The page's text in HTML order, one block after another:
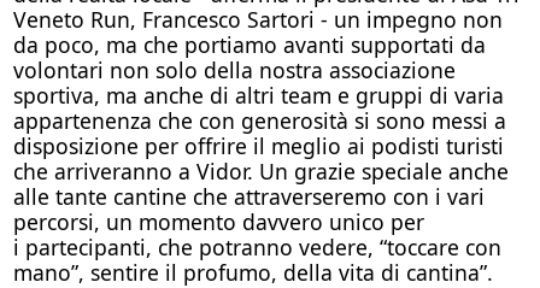
Veneto Run, Francesco Sartori - un impegno non
da poco, ma che portiamo avanti supportati da
volontari non solo della nostra associazione
sportiva, ma anche di altri team e gruppi di varia
appartenenza che con generosità si sono messi a
disposizione per offrire il meglio ai podisti turisti
che arriveranno a Vidor. Un grazie speciale anche
alle tante cantine che attraverseremo con i vari
percorsi, un momento davvero unico per
i partecipanti, che potranno vedere, “toccare con
mano”, sentire il profumo, della vita di cantina”.